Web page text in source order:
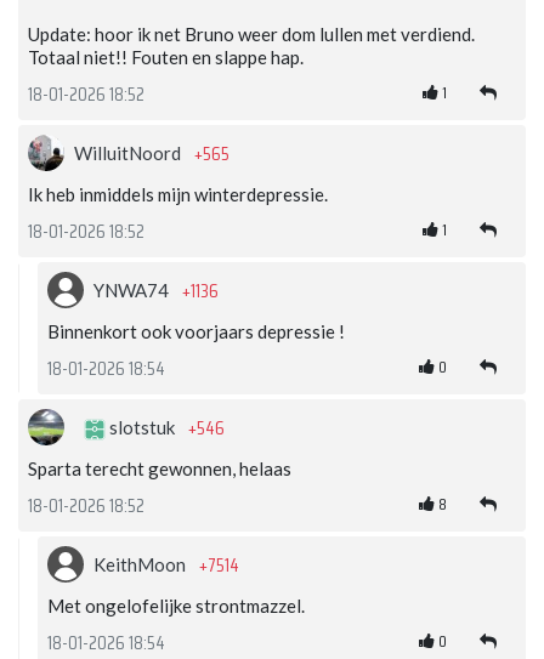
Update: hoor ik net Bruno weer dom lullen met verdiend.
Totaal niet!! Fouten en slappe hap.
18-01-2026 18:52 1
WilluitNoord +565
Ik heb inmiddels mijn winterdepressie.
18-01-2026 18:52 1
YNWA74 +1136
Binnenkort ook voorjaars depressie !
18-01-2026 18:54 0
slotstuk +546
Sparta terecht gewonnen, helaas
18-01-2026 18:52 8
KeithMoon +7514
Met ongelofelijke strontmazzel.
18-01-2026 18:54 0